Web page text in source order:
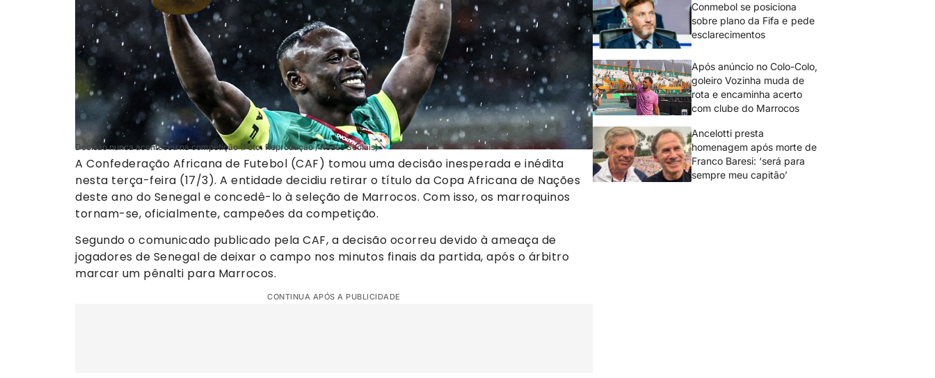
Decisão nunca aconteceu na competição (Foto: Reprodução / Redes Sociais)
A Confederação Africana de Futebol (CAF) tomou uma decisão inesperada e inédita
nesta terça-feira (17/3). A entidade decidiu retirar o título da Copa Africana de Nações
deste ano do Senegal e concedê-lo à seleção de Marrocos. Com isso, os marroquinos
tornam-se, oficialmente, campeões da competição.
Segundo o comunicado publicado pela CAF, a decisão ocorreu devido à ameaça de
jogadores de Senegal de deixar o campo nos minutos finais da partida, após o árbitro
marcar um pênalti para Marrocos.
CONTINUA APÓS A PUBLICIDADE
Conmebol se posiciona
sobre plano da Fifa e pede
esclarecimentos
Após anúncio no Colo-Colo,
goleiro Vozinha muda de
rota e encaminha acerto
com clube do Marrocos
Ancelotti presta
homenagem após morte de
Franco Baresi: ‘será para
sempre meu capitão’